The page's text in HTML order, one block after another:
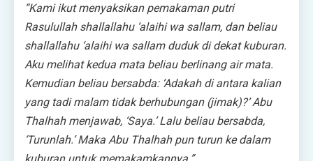
“Kami ikut menyaksikan pemakaman putri
Rasulullah shallallahu ‘alaihi wa sallam, dan beliau
shallallahu ‘alaihi wa sallam duduk di dekat kuburan.
Aku melihat kedua mata beliau berlinang air mata.
Kemudian beliau bersabda: ‘Adakah di antara kalian
yang tadi malam tidak berhubungan (jimak)?’ Abu
Thalhah menjawab, ‘Saya.’ Lalu beliau bersabda,
‘Turunlah.’ Maka Abu Thalhah pun turun ke dalam